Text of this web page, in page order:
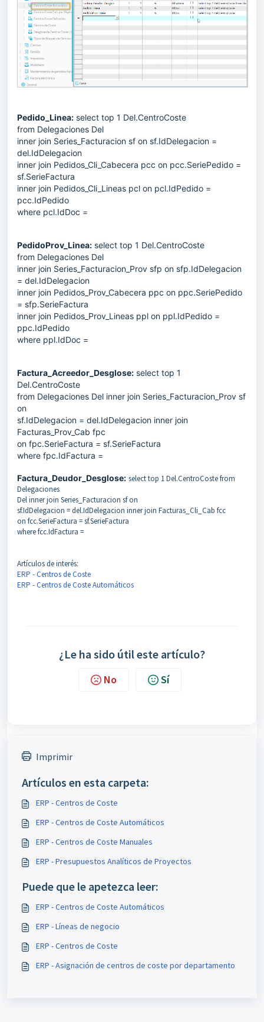
Pedido_Linea: select top 1 Del.CentroCoste
from Delegaciones Del
inner join Series_Facturacion sf on sf.IdDelegacion =
del.IdDelegacion
inner join Pedidos_Cli_Cabecera pcc on pcc.SeriePedido =
sf.SerieFactura
inner join Pedidos_Cli_Lineas pcl on pcl.IdPedido =
pcc.IdPedido
where pcl.IdDoc =
PedidoProv_Linea: select top 1 Del.CentroCoste
from Delegaciones Del
inner join Series_Facturacion_Prov sfp on sfp.IdDelegacion
= del.IdDelegacion
inner join Pedidos_Prov_Cabecera ppc on ppc.SeriePedido
= sfp.SerieFactura
inner join Pedidos_Prov_Lineas ppl on ppl.IdPedido =
ppc.IdPedido
where ppl.IdDoc =
Factura_Acreedor_Desglose: select top 1
Del.CentroCoste
from Delegaciones Del inner join Series_Facturacion_Prov sf
on
sf.IdDelegacion = del.IdDelegacion inner join
Facturas_Prov_Cab fpc
on fpc.SerieFactura = sf.SerieFactura
where fpc.IdFactura =
Factura_Deudor_Desglose: select top 1 Del.CentroCoste from
Delegaciones
Del inner join Series_Facturacion sf on
sf.IdDelegacion = del.IdDelegacion inner join Facturas_Cli_Cab fcc
on fcc.SerieFactura = sf.SerieFactura
where fcc.IdFactura =
Artículos de interés:
ERP - Centros de Coste
ERP - Centros de Coste Automáticos
¿Le ha sido útil este artículo?
No Sí
Imprimir
Artículos en esta carpeta:
ERP - Centros de Coste
ERP - Centros de Coste Automáticos
ERP - Centros de Coste Manuales
ERP - Presupuestos Analíticos de Proyectos
Puede que le apetezca leer:
ERP - Centros de Coste Automáticos
ERP - Líneas de negocio
ERP - Centros de Coste
ERP - Asignación de centros de coste por departamento